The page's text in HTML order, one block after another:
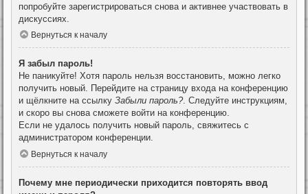
попробуйте зарегистрироваться снова и активнее участвовать в
дискуссиях.
Вернуться к началу
Я забыл пароль!
Не паникуйте! Хотя пароль нельзя восстановить, можно легко
получить новый. Перейдите на страницу входа на конференцию
и щёлкните на ссылку Забыли пароль?. Следуйте инструкциям,
и скоро вы снова сможете войти на конференцию.
Если не удалось получить новый пароль, свяжитесь с
администратором конференции.
Вернуться к началу
Почему мне периодически приходится повторять ввод